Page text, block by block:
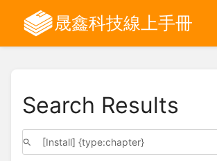
晟鑫科技線上手冊
Search Results